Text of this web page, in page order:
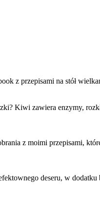
z przepisami na stół
Kiwi zawiera enzymy,
z moimi przepisami,
deseru, w